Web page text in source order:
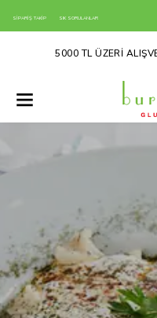
SİPARİŞ TAKİP SIK SORULANLAR
5000 TL ÜZERİ